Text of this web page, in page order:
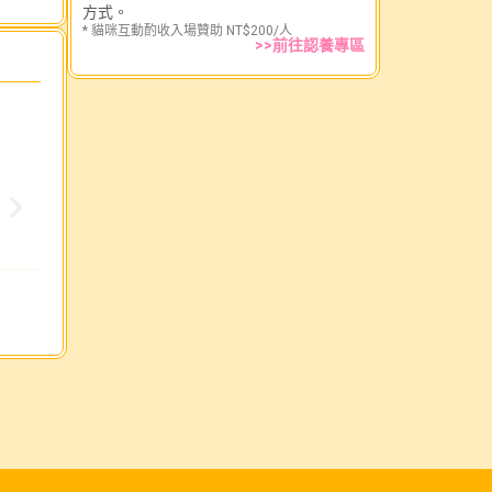
方式。
* 貓咪互動酌收入場贊助 NT$200/人
>>前往認養專區